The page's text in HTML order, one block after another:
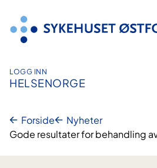
innhold
LOGG INN
HELSENORGE
Forside
Nyheter
Gode resultater for behandling